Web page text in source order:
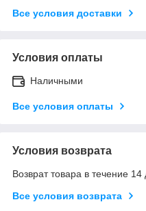
Все условия доставки
Условия оплаты
Наличными
Все условия оплаты
Условия возврата
Возврат товара в течение
Все условия возврата